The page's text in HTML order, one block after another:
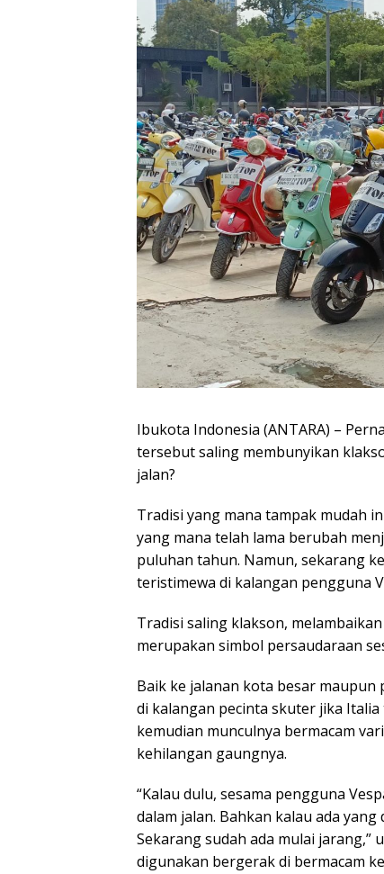
Ibukota Indonesia (ANTARA) –
tersebut saling membunyikan
jalan?
Tradisi yang mana tampak mudah
yang mana telah lama berubah
puluhan tahun. Namun, sekarang
teristimewa di kalangan pengguna
Tradisi saling klakson,
merupakan simbol persaudaraan
Baik ke jalanan kota besar
di kalangan pecinta skuter jika
kemudian munculnya bermacam
kehilangan gaungnya.
“Kalau dulu, sesama pengguna
dalam jalan. Bahkan kalau ada
Sekarang sudah ada mulai jarang,”
digunakan bergerak di bermacam